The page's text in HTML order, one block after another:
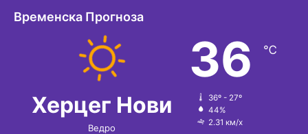
тВременска Прогноза
Херцег Нови
Ведро
36 ℃
36º - 27º
44%
2.31 км/х